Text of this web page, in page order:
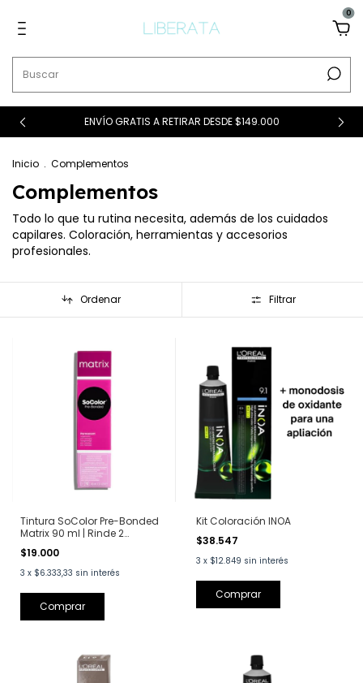
0
ENVÍO GRATIS A RETIRAR DESDE $149.000
Inicio . Complementos
Complementos
Todo lo que tu rutina necesita, además de los cuidados
capilares. Coloración, herramientas y accesorios
profesionales.
Ordenar Filtrar
Tintura SoColor Pre-Bonded
Matrix 90 ml | Rinde 2
aplicaciones
$19.000
3 x $6.333,33 sin interés
Comprar
Kit Coloración INOA
$38.547
3 x $12.849 sin interés